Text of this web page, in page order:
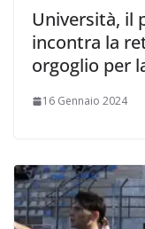
Università, il
incontra la
orgoglio per
16 Gennaio 2024